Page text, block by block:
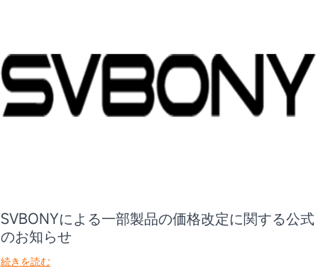
SVBONYによる一部製品の価格改定に関する公式
のお知らせ
続きを読む